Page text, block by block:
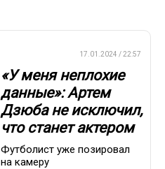
17.01.2024 / 22:57
«У меня неплохие
данные»: Артем
Дзюба не исключил,
что станет актером
Футболист уже позировал
на камеру